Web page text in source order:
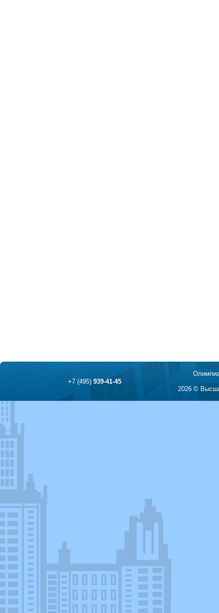
+7 (495)939-41-45
2026 ©